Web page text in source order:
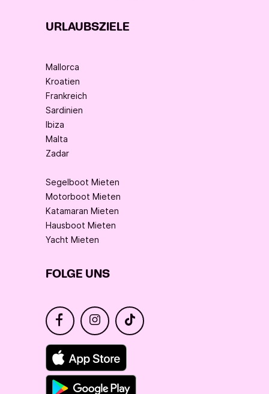
URLAUBSZIELE
Mallorca
Kroatien
Frankreich
Sardinien
Ibiza
Malta
Zadar
Segelboot Mieten
Motorboot Mieten
Katamaran Mieten
Hausboot Mieten
Yacht Mieten
FOLGE UNS